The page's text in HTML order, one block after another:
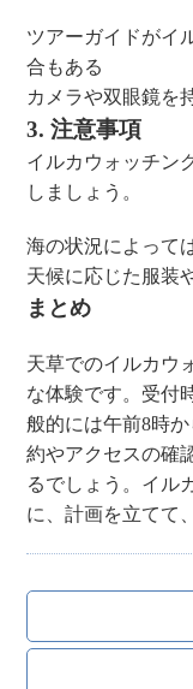
ツアーガイドがイ
合もある
カメラや双眼鏡を
3. 注意事項
イルカウォッチン
しましょう。
海の状況によって
天候に応じた服装
まとめ
天草でのイルカウ
な体験です。受付
般的には午前8時
約やアクセスの確
るでしょう。イル
に、計画を立てて